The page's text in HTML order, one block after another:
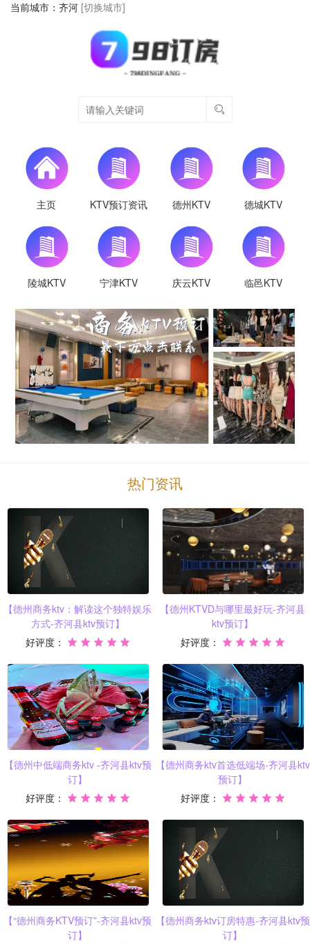
当前城市： 齐河 [切换城市]
主页 KTV预订资讯 德州KTV 德城KTV
陵城KTV 宁津KTV 庆云KTV 临邑KTV
热门资讯
【德州商务ktv：解读这个独特娱乐
方式-齐河县ktv预订】
好评度：
【德州KTVD与哪里最好玩-齐河县
ktv预订】
好评度：
【德州中低端商务ktv -齐河县ktv预
订】
好评度：
【德州商务ktv首选低端场-齐河县ktv
预订】
好评度：
【“德州商务KTV预订”-齐河县ktv预
订】
【德州商务ktv订房特惠-齐河县ktv预
订】